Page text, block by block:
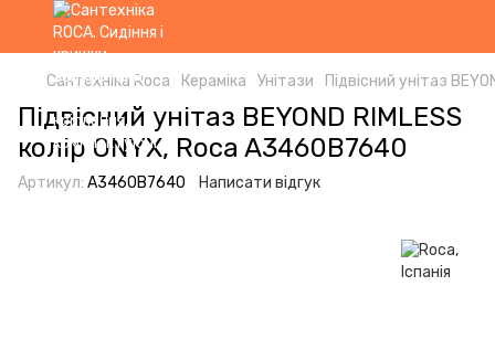
Сантехніка Roca Кераміка Унітази Підвісний унітаз
Підвісний унітаз BEYOND RIMLESS
колір ONYX, Roca A3460B7640
Артикул: A3460B7640 Написати відгук